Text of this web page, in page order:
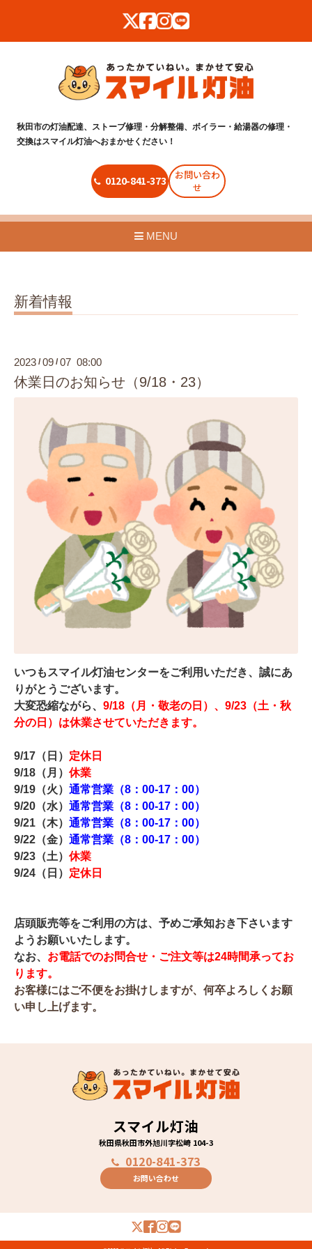
秋田市の灯油配達、ストーブ修理・分解整備、ボイラー・給湯器の修理・
交換はスマイル灯油へおまかせください！
0120-841-373
お問い合わ
せ
MENU
新着情報
2023 /09 /07 08:00
休業日のお知らせ（9/18・23）
いつもスマイル灯油センターをご利用いただき、誠にあ
りがとうございます。
大変恐縮ながら、 9/18（月・敬老の日）、 9/23（土・秋
分の日） は休業させていただきます。
9/17（日） 定休日
9/18（月） 休業
9/19（火） 通常営業（8：00-17：00）
9/20（水） 通常営業（8：00-17：00）
9/21（木） 通常営業（8：00-17：00）
9/22（金） 通常営業（8：00-17：00）
9/23（土） 休業
9/24（日） 定休日
店頭販売等をご利用の方は、予めご承知おき下さいます
ようお願いいたします。
なお、 お電話でのお問合せ・ご注文等は24時間承ってお
ります。
お客様にはご不便をお掛けしますが、何卒よろしくお願
い申し上げます。
スマイル灯油
秋田県秋田市外旭川字松崎 104-3
0120-841-373
お問い合わせ